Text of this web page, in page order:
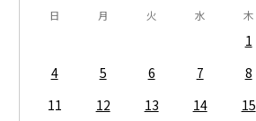
日 月 火 水 木
1
4
5 6 7 8
11
12 13 14 15